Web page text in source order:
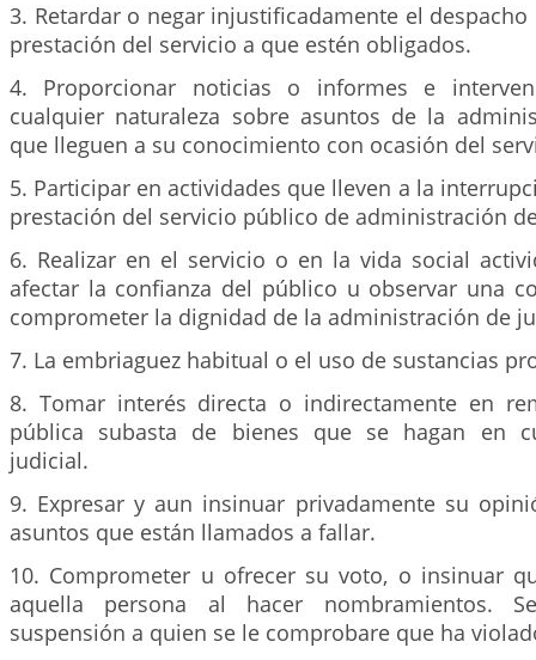
3. Retardar o negar injustificadamente el
prestación del servicio a que estén obligados.
4. Proporcionar noticias o informes e
cualquier naturaleza sobre asuntos de la
que lleguen a su conocimiento con ocasión del
5. Participar en actividades que lleven a la
prestación del servicio público de administración
6. Realizar en el servicio o en la vida social
afectar la confianza del público u observar una
comprometer la dignidad de la administración de
7. La embriaguez habitual o el uso de sustancias
8. Tomar interés directa o indirectamente en
pública subasta de bienes que se hagan en
judicial.
9. Expresar y aun insinuar privadamente su
asuntos que están llamados a fallar.
10. Comprometer u ofrecer su voto, o insinuar
aquella persona al hacer nombramientos.
suspensión a quien se le comprobare que ha